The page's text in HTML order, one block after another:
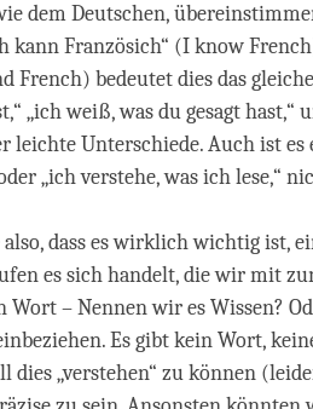
dem Deutschen,
kann Französich“ (I know
French) bedeutet dies das
„ich weiß, was du gesagt hast,“
leichte Unterschiede. Auch ist es
„ich verstehe, was ich lese,“
dass es wirklich wichtig ist,
es sich handelt, die wir mit
Wort – Nennen wir es Wissen?
Es gibt kein Wort,
dies „verstehen“ zu können